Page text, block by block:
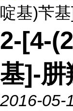
啶基)苄
2-[4-
基]-肼
2016-05-